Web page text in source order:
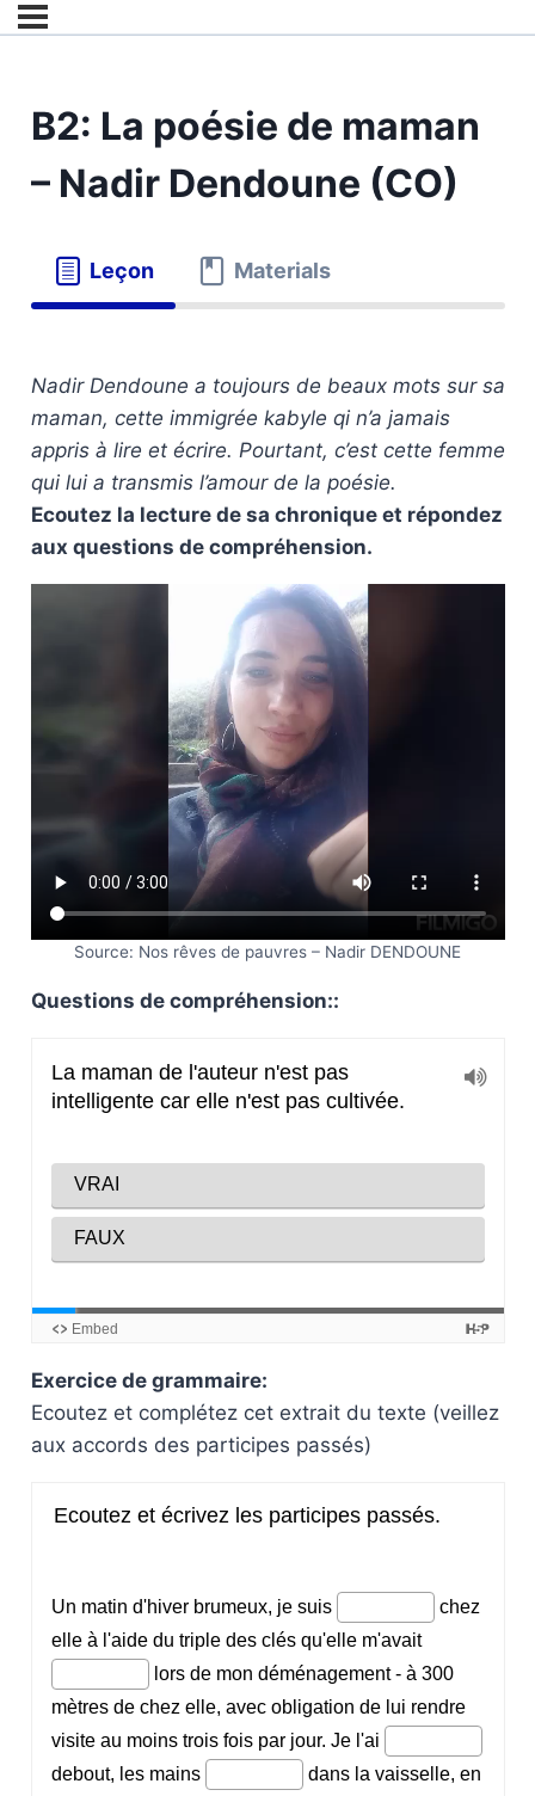
B2: La poésie de maman
– Nadir Dendoune (CO)
Leçon Materials
Nadir Dendoune a toujours de beaux mots sur sa
maman, cette immigrée kabyle qi n’a jamais
appris à lire et écrire. Pourtant, c’est cette femme
qui lui a transmis l’amour de la poésie.
Ecoutez la lecture de sa chronique et répondez
aux questions de compréhension.
Source: Nos rêves de pauvres – Nadir DENDOUNE
Questions de compréhension::
Exercice de grammaire:
Ecoutez et complétez cet extrait du texte (veillez
aux accords des participes passés)